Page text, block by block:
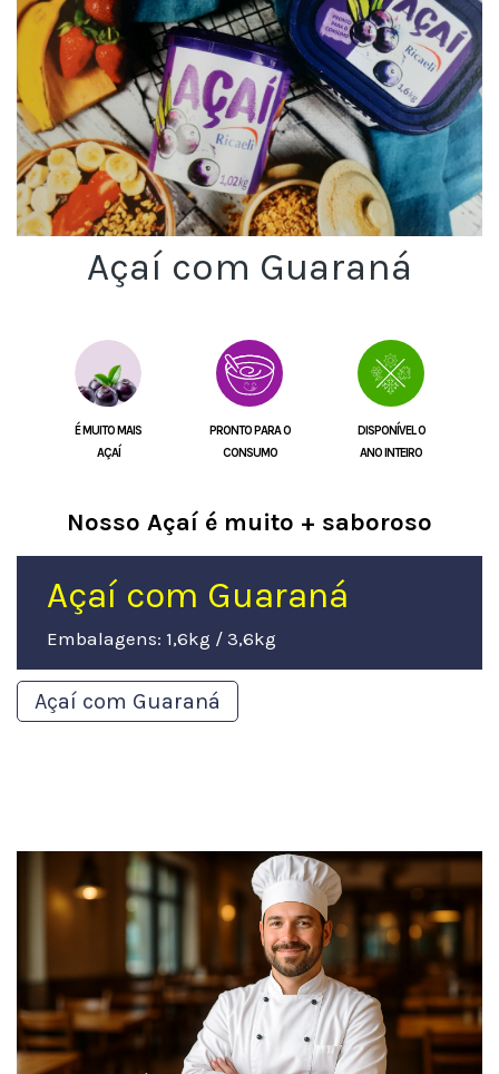
Açaí com Guaraná
É MUITO MAIS
AÇAÍ
PRONTO PARA O
CONSUMO
DISPONÍVEL O
ANO INTEIRO
Nosso Açaí é muito + saboroso
Açaí com Guaraná
Embalagens: 1,6kg / 3,6kg
Açaí com Guaraná